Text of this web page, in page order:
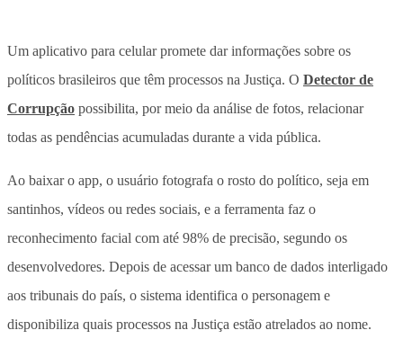
Um aplicativo para celular promete dar informações sobre os
políticos brasileiros que têm processos na Justiça. O Detector de
Corrupção possibilita, por meio da análise de fotos, relacionar
todas as pendências acumuladas durante a vida pública.
Ao baixar o app, o usuário fotografa o rosto do político, seja em
santinhos, vídeos ou redes sociais, e a ferramenta faz o
reconhecimento facial com até 98% de precisão, segundo os
desenvolvedores. Depois de acessar um banco de dados interligado
aos tribunais do país, o sistema identifica o personagem e
disponibiliza quais processos na Justiça estão atrelados ao nome.